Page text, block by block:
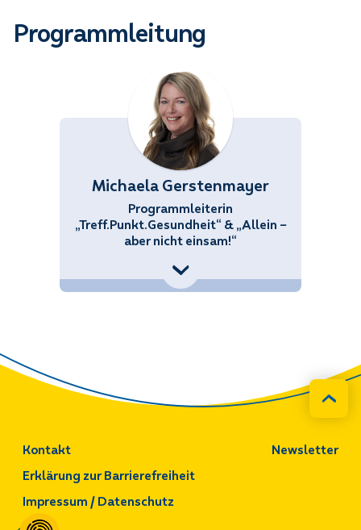
Programmleitung
Michaela Gerstenmayer
Programmleiterin
„Treff.Punkt.Gesundheit“ & „Allein –
aber nicht einsam!“
Kontakt Newsletter
Impressum / Datenschutz
Erklärung zur Barrierefreiheit